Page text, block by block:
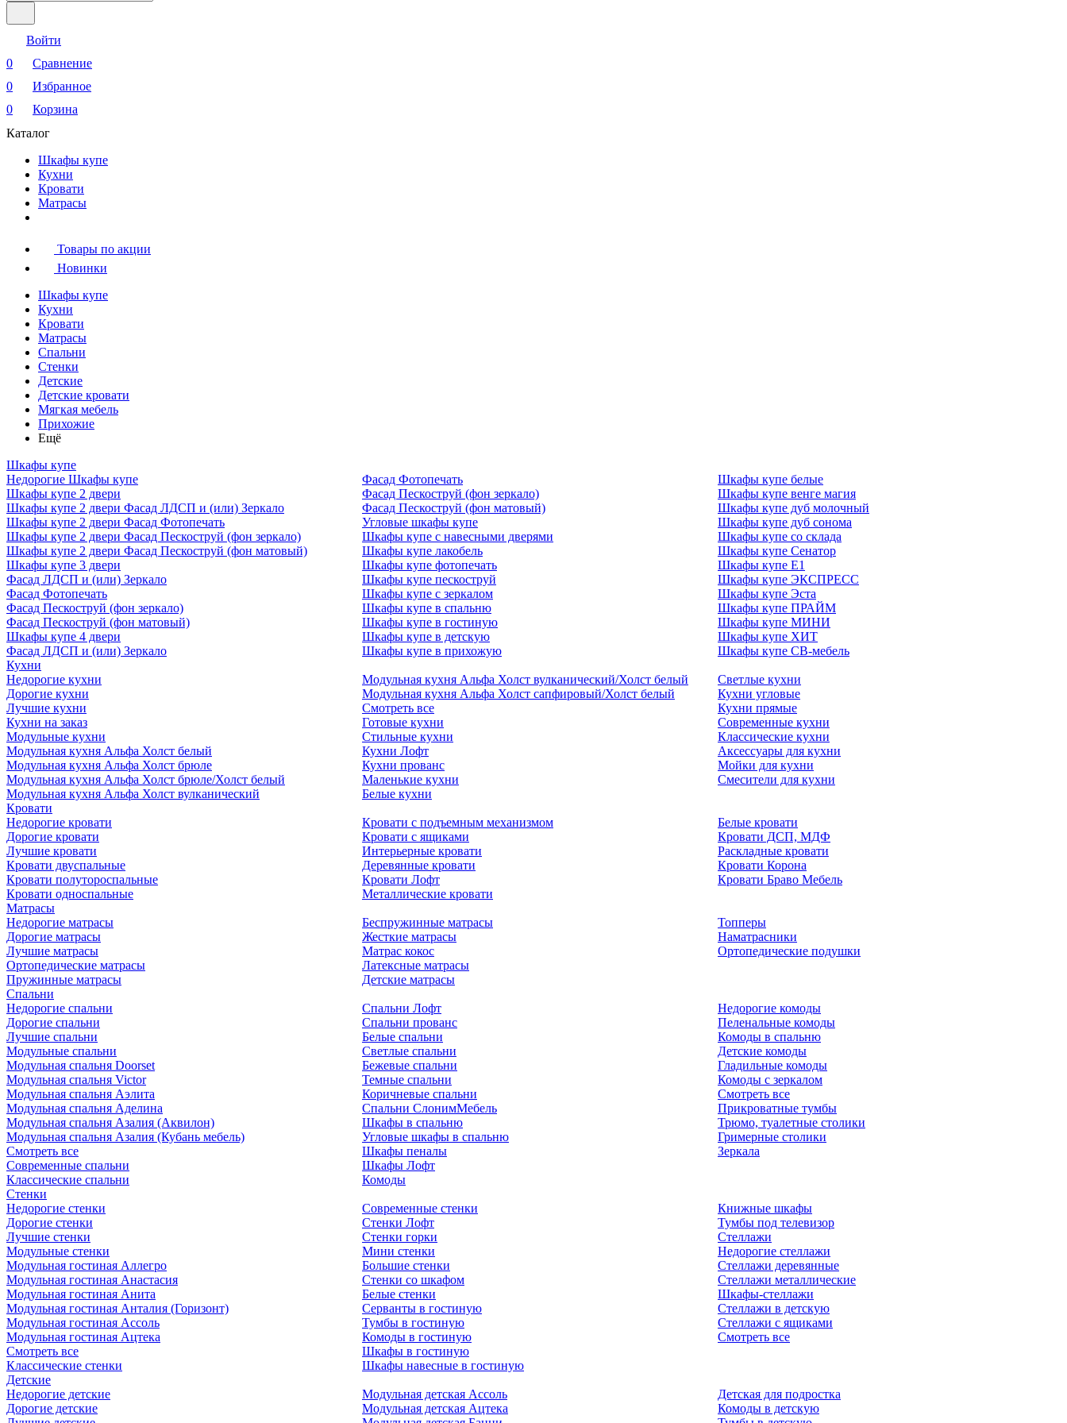
Войти
0
Сравнение
0
Избранное
0
Корзина
Каталог
Шкафы купе
Кухни
Кровати
Матрасы
Товары по акции
Новинки
Шкафы купе
Кухни
Кровати
Матрасы
Cпальни
Стенки
Детские
Детские кровати
Мягкая мебель
Прихожие
Ещё
Шкафы купе
Недорогие Шкафы купе
Шкафы купе 2 двери
Шкафы купе 2 двери Фасад ЛДСП и (или) Зеркало
Шкафы купе 2 двери Фасад Фотопечать
Шкафы купе 2 двери Фасад Пескоструй (фон зеркало)
Шкафы купе 2 двери Фасад Пескоструй (фон матовый)
Шкафы купе 3 двери
Фасад ЛДСП и (или) Зеркало
Фасад Фотопечать
Фасад Пескоструй (фон зеркало)
Фасад Пескоструй (фон матовый)
Шкафы купе 4 двери
Фасад ЛДСП и (или) Зеркало
Фасад Фотопечать
Фасад Пескоструй (фон зеркало)
Фасад Пескоструй (фон матовый)
Угловые шкафы купе
Шкафы купе с навесными дверями
Шкафы купе лакобель
Шкафы купе фотопечать
Шкафы купе пескоструй
Шкафы купе с зеркалом
Шкафы купе в спальню
Шкафы купе в гостиную
Шкафы купе в детскую
Шкафы купе в прихожую
Шкафы купе белые
Шкафы купе венге магия
Шкафы купе дуб молочный
Шкафы купе дуб сонома
Шкафы купе со склада
Шкафы купе Сенатор
Шкафы купе Е1
Шкафы купе ЭКСПРЕСС
Шкафы купе Эста
Шкафы купе ПРАЙМ
Шкафы купе МИНИ
Шкафы купе ХИТ
Шкафы купе СВ-мебель
Кухни
Недорогие кухни
Дорогие кухни
Лучшие кухни
Кухни на заказ
Модульные кухни
Модульная кухня Альфа Холст белый
Модульная кухня Альфа Холст брюле
Модульная кухня Альфа Холст брюле/Холст белый
Модульная кухня Альфа Холст вулканический
Модульная кухня Альфа Холст вулканический/Холст белый
Модульная кухня Альфа Холст сапфировый/Холст белый
Смотреть все
Готовые кухни
Стильные кухни
Кухни Лофт
Кухни прованс
Маленькие кухни
Белые кухни
Светлые кухни
Кухни угловые
Кухни прямые
Современные кухни
Классические кухни
Аксессуары для кухни
Мойки для кухни
Смесители для кухни
Кровати
Недорогие кровати
Дорогие кровати
Лучшие кровати
Кровати двуспальные
Кровати полутороспальные
Кровати односпальные
Кровати с подъемным механизмом
Кровати с ящиками
Интерьерные кровати
Деревянные кровати
Кровати Лофт
Металлические кровати
Белые кровати
Кровати ДСП, МДФ
Раскладные кровати
Кровати Корона
Кровати Браво Мебель
Матрасы
Недорогие матрасы
Дорогие матрасы
Лучшие матрасы
Ортопедические матрасы
Пружинные матрасы
Беспружинные матрасы
Жесткие матрасы
Матрас кокос
Латексные матрасы
Детские матрасы
Топперы
Наматрасники
Ортопедические подушки
Cпальни
Недорогие спальни
Дорогие спальни
Лучшие спальни
Модульные спальни
Модульная спальня Doorset
Модульная спальня Victor
Модульная спальня Аэлита
Модульная спальня Аделина
Модульная спальня Азалия (Аквилон)
Модульная спальня Азалия (Кубань мебель)
Смотреть все
Современные спальни
Классические спальни
Спальни Лофт
Спальни прованс
Белые спальни
Светлые спальни
Бежевые спальни
Темные спальни
Коричневые спальни
Спальни СлонимМебель
Шкафы в спальню
Угловые шкафы в спальню
Шкафы пеналы
Шкафы Лофт
Комоды
Недорогие комоды
Пеленальные комоды
Комоды в спальню
Детские комоды
Гладильные комоды
Комоды с зеркалом
Смотреть все
Прикроватные тумбы
Трюмо, туалетные столики
Гримерные столики
Зеркала
Стенки
Недорогие стенки
Дорогие стенки
Лучшие стенки
Модульные стенки
Модульная гостиная Аллегро
Модульная гостиная Анастасия
Модульная гостиная Анита
Модульная гостиная Анталия (Горизонт)
Модульная гостиная Ассоль
Модульная гостиная Ацтека
Смотреть все
Классические стенки
Современные стенки
Стенки Лофт
Стенки горки
Мини стенки
Большие стенки
Стенки со шкафом
Белые стенки
Серванты в гостиную
Тумбы в гостиную
Комоды в гостиную
Шкафы в гостиную
Шкафы навесные в гостиную
Книжные шкафы
Тумбы под телевизор
Стеллажи
Недорогие стеллажи
Стеллажи деревянные
Стеллажи металлические
Шкафы-стеллажи
Стеллажи в детскую
Стеллажи с ящиками
Смотреть все
Детские
Недорогие детские
Дорогие детские
Модульная детская Ассоль
Модульная детская Ацтека
Детская для подростка
Комоды в детскую